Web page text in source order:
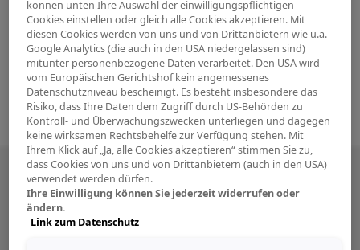
Besuchen Sie uns auch in den sozialen
Medien
können unten Ihre Auswahl der einwilligungspflichtigen
Cookies einstellen oder gleich alle Cookies akzeptieren. Mit
diesen Cookies werden von uns und von Drittanbietern wie u.a.
Google Analytics (die auch in den USA niedergelassen sind)
mitunter personenbezogene Daten verarbeitet. Den USA wird
vom Europäischen Gerichtshof kein angemessenes
Datenschutzniveau bescheinigt. Es besteht insbesondere das
Risiko, dass Ihre Daten dem Zugriff durch US-Behörden zu
Kontroll- und Überwachungszwecken unterliegen und dagegen
keine wirksamen Rechtsbehelfe zur Verfügung stehen. Mit
Ihrem Klick auf „Ja, alle Cookies akzeptieren“ stimmen Sie zu,
dass Cookies von uns und von Drittanbietern (auch in den USA)
verwendet werden dürfen.
Ihre Einwilligung können Sie jederzeit widerrufen oder
ändern.
Link zum Datenschutz